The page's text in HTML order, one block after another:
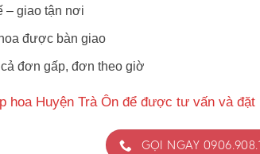
– giao tận nơi
được bàn giao
đơn gấp, đơn theo giờ
hoa Huyện Trà Ôn để được tư vấn và đặt
GỌI NGAY